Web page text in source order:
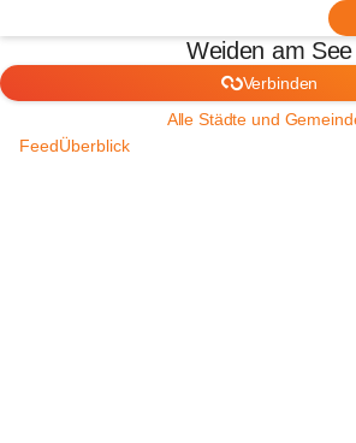
Weiden am See
Verbinden
Alle Städte und
FeedÜberblick